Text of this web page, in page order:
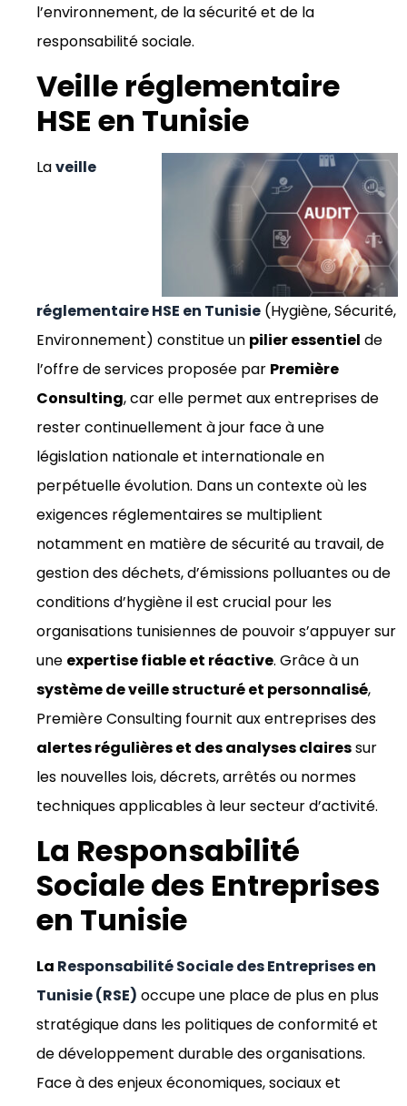
l’environnement, de la sécurité et de la
responsabilité sociale.
Veille réglementaire
HSE en Tunisie
Laveille
réglementaire HSE en Tunisie (Hygiène, Sécurité,
Environnement) constitue un pilier essentiel de
l’offre de services proposée par Première
Consulting, car elle permet aux entreprises de
rester continuellement à jour face à une
législation nationale et internationale en
perpétuelle évolution. Dans un contexte où les
exigences réglementaires se multiplient
notamment en matière de sécurité au travail, de
gestion des déchets, d’émissions polluantes ou de
conditions d’hygiène il est crucial pour les
organisations tunisiennes de pouvoir s’appuyer sur
une expertise fiable et réactive. Grâce à un
système de veille structuré et personnalisé,
Première Consulting fournit aux entreprises des
alertes régulières et des analyses clairessur
les nouvelles lois, décrets, arrêtés ou normes
techniques applicables à leur secteur d’activité.
La Responsabilité
Sociale des Entreprises
en Tunisie
La Responsabilité Sociale des Entreprises en
Tunisie (RSE) occupe une place de plus en plus
stratégique dans les politiques de conformité et
de développement durable des organisations.
Face à des enjeux économiques, sociaux et